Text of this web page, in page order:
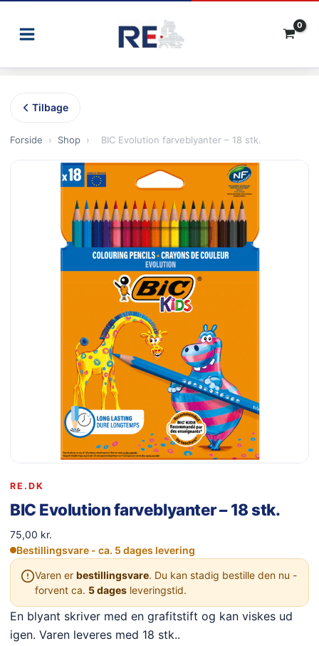
Tilbage
Forside › Shop › BIC Evolution farveblyanter – 18 stk.
RE.DK
BIC Evolution farveblyanter – 18 stk.
75,00 kr.
Bestillingsvare - ca. 5 dages levering
Varen er bestillingsvare. Du kan stadig bestille den nu -
forvent ca. 5 dages leveringstid.
En blyant skriver med en grafitstift og kan viskes ud
igen. Varen leveres med 18 stk..